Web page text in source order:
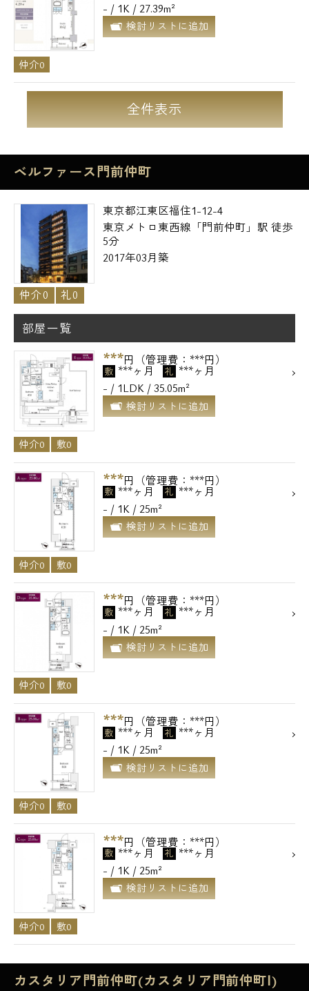
- / 1K / 27.39m²
検討リストに追加
仲介0
全件表示
ベルファース門前仲町
東京都江東区福住1-12-4
東京メトロ東西線「門前仲町」駅 徒歩
5分
2017年03月築
仲介0 礼0
部屋一覧
***円（管理費：***円）
敷 ***ヶ月 礼 ***ヶ月
- / 1LDK / 35.05m²
検討リストに追加
仲介0 敷0
***円（管理費：***円）
敷 ***ヶ月 礼 ***ヶ月
- / 1K / 25m²
検討リストに追加
仲介0 敷0
***円（管理費：***円）
敷 ***ヶ月 礼 ***ヶ月
- / 1K / 25m²
検討リストに追加
仲介0 敷0
***円（管理費：***円）
敷 ***ヶ月 礼 ***ヶ月
- / 1K / 25m²
検討リストに追加
仲介0 敷0
***円（管理費：***円）
敷 ***ヶ月 礼 ***ヶ月
- / 1K / 25m²
検討リストに追加
仲介0 敷0
カスタリア門前仲町(カスタリア門前仲町Ⅰ)